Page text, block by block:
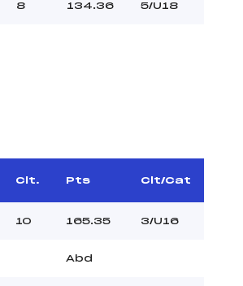
8 134.36 5/U18
Clt. Pts Clt/Cat
10 165.35 3/U16
Abd